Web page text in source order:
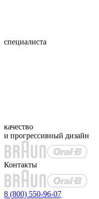
специалиста
качество
и прогрессивный дизайн
Контакты
8 (800) 550-96-07